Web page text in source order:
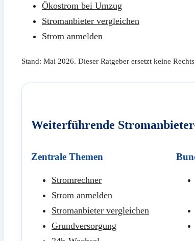
Ökostrom bei Umzug
Stromanbieter vergleichen
Strom anmelden
Stand: Mai 2026. Dieser Ratgeber ersetzt keine
Weiterführende
Zentrale Themen
Stromrechner
Strom anmelden
Stromanbieter vergleichen
Grundversorgung